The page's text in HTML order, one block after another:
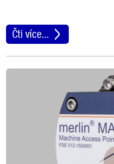
Čti více...